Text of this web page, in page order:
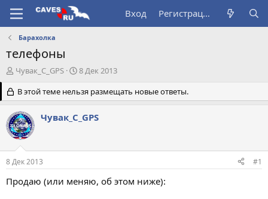
Вход Регистрация
Барахолка
телефоны
А
т
о
р
т
е
м
Чувак_С_GPS
Д
т
а
а
а
8 Дек 2013
В этой теме нельзя размещать новые ответы.
Чувак_С_GPS
8 Дек 2013 #1
Продаю (или меняю, об этом ниже):